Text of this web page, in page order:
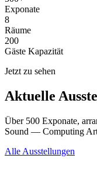
Exponate
8
Räume
200
Gäste Kapazität
Jetzt zu sehen
Aktuelle
Über 500 Exponate,
Sound — Computing
Alle Ausstellungen